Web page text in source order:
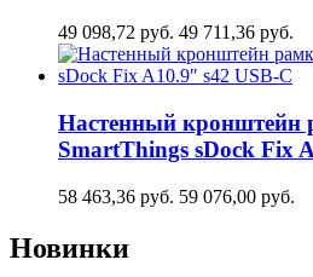
49 098,72 руб. 49 711,36 руб.
Настенный кронштейн
SmartThings sDock Fix
58 463,36 руб. 59 076,00 руб.
Новинки